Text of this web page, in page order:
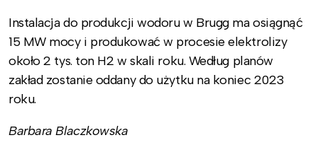
Instalacja do produkcji wodoru w Brugg ma osiągnąć
15 MW mocy i produkować w procesie elektrolizy
około 2 tys. ton H2 w skali roku. Według planów
zakład zostanie oddany do użytku na koniec 2023
roku.
Barbara Blaczkowska